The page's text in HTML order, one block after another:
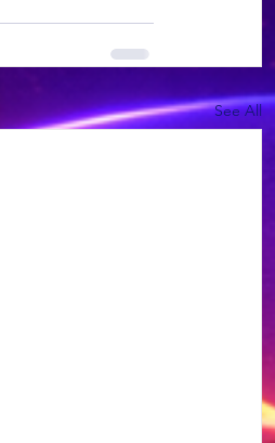
See All